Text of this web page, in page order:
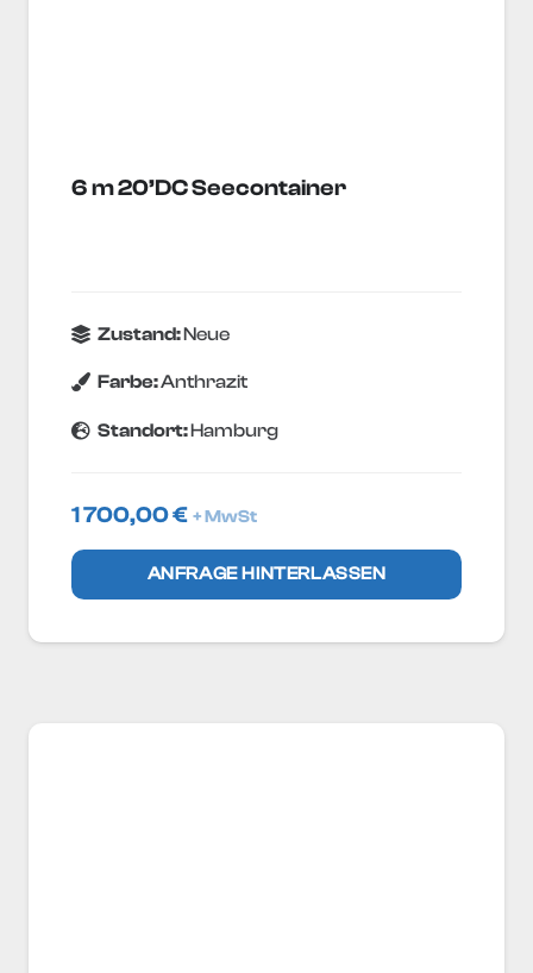
6 m 20’DC Seecontainer
Zustand:Neue
Farbe:Anthrazit
Standort:Hamburg
1 700,00€ + MwSt
ANFRAGE HINTERLASSEN